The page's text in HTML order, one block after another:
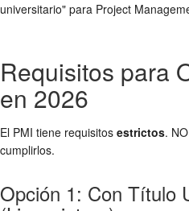
universitario" para Project
Requisitos para
en 2026
El PMI tiene requisitos estrictos.
cumplirlos.
Opción 1: Con Título